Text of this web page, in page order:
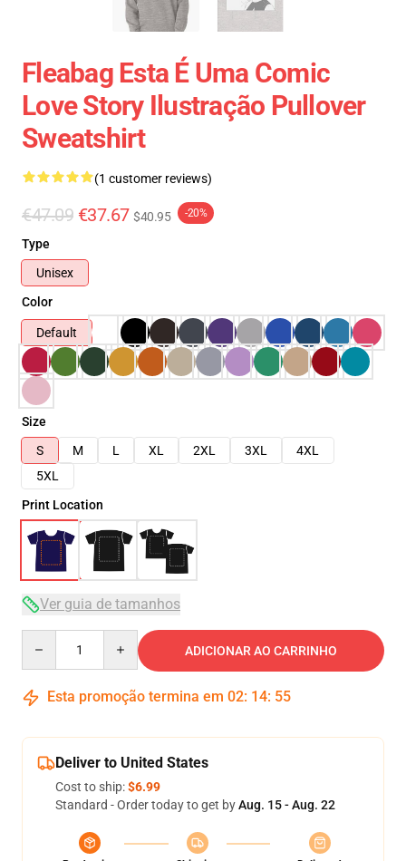
Fleabag Esta É Uma Comic
Love Story Ilustração Pullover
Sweatshirt
(1 customer reviews)
€47.09 €37.67 $40.95 -20%
Type
Unisex
Color
Default
Size
S
M L XL 2XL 3XL
4XL
5XL
Print Location
Ver guia de tamanhos
ADICIONAR AO CARRINHO
Esta promoção termina em 02: 14: 54
Deliver to United States
Cost to ship:$6.99
Standard - Order today to get byAug. 15 - Aug. 22